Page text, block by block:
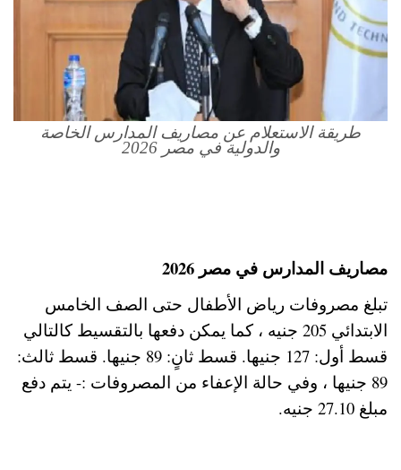
طريقة الاستعلام عن مصاريف المدارس الخاصة
والدولية في مصر 2026
مصاريف المدارس في مصر 2026
تبلغ مصروفات رياض الأطفال حتى الصف الخامس
الابتدائي 205 جنيه ، كما يمكن دفعها بالتقسيط كالتالي
قسط أول: 127 جنيها. قسط ثانٍ: 89 جنيها. قسط ثالث:
89 جنيها ، وفي حالة الإعفاء من المصروفات :- يتم دفع
مبلغ 27.10 جنيه.